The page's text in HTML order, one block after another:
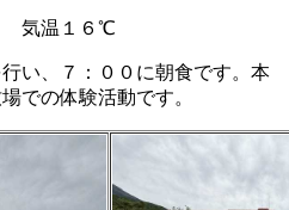
気温１６℃
い、７：００に朝食です。本
での体験活動です。